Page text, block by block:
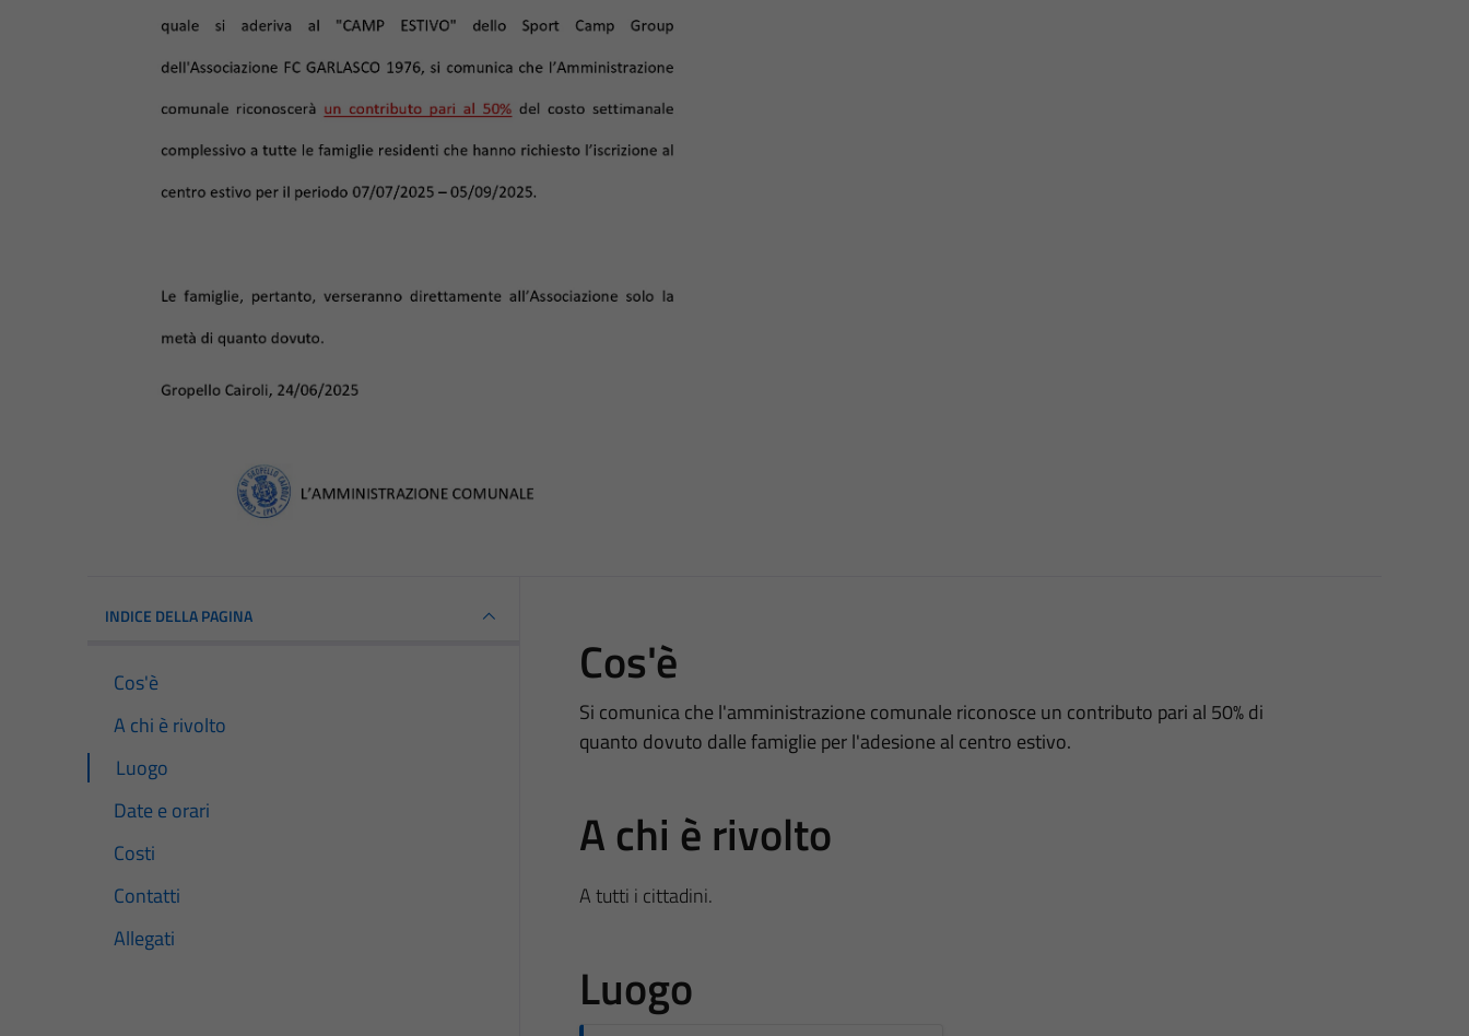
INDICE DELLA PAGINA
Cos'è
A chi è rivolto
Luogo
Date e orari
Costi
Contatti
Allegati
Cos'è
Si comunica che l'amministrazione comunale riconosce un contributo pari al 50% di
quanto dovuto dalle famiglie per l'adesione al centro estivo.
A chi è rivolto
A tutti i cittadini.
Luogo